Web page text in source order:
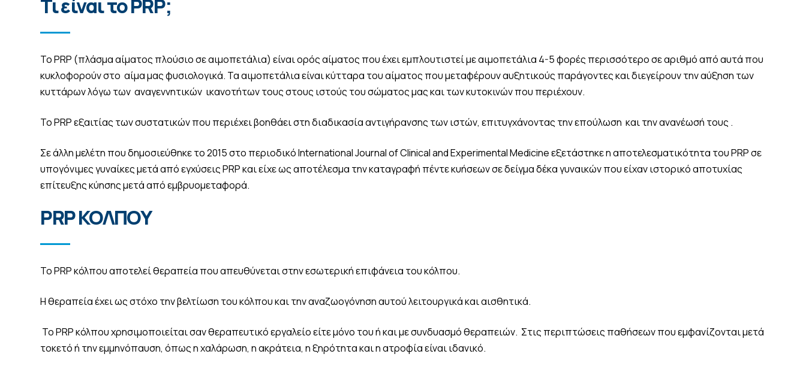
Τι είναι το PRP;
Το PRP (πλάσμα αίματος πλούσιο σε αιμοπετάλια) είναι ορός αίματος που έχει εμπλουτιστεί με αιμοπετάλια 4-5 φορές περισσότερο σε αριθμό από αυτά που
κυκλοφορούν στο αίμα μας φυσιολογικά. Τα αιμοπετάλια είναι κύτταρα του αίματος που μεταφέρουν αυξητικούς παράγοντες και διεγείρουν την αύξηση των
κυττάρων λόγω των αναγεννητικών ικανοτήτων τους στους ιστούς του σώματος μας και των κυτοκινών που περιέχουν.
Το PRP εξαιτίας των συστατικών που περιέχει βοηθάει στη διαδικασία αντιγήρανσης των ιστών, επιτυγχάνοντας την επούλωση και την ανανέωσή τους .
Σε άλλη μελέτη που δημοσιεύθηκε το 2015 στο περιοδικό International Journal of Clinical and Experimental Medicine εξετάστηκε η αποτελεσματικότητα του PRP σε
υπογόνιμες γυναίκες μετά από εγχύσεις PRP και είχε ως αποτέλεσμα την καταγραφή πέντε κυήσεων σε δείγμα δέκα γυναικών που είχαν ιστορικό αποτυχίας
επίτευξης κύησης μετά από εμβρυομεταφορά.
PRP ΚΟΛΠΟΥ
Το PRP κόλπου αποτελεί θεραπεία που απευθύνεται στην εσωτερική επιφάνεια του κόλπου.
Η θεραπεία έχει ως στόχο την βελτίωση του κόλπου και την αναζωογόνηση αυτού λειτουργικά και αισθητικά.
Το PRP κόλπου χρησιμοποιείται σαν θεραπευτικό εργαλείο είτε μόνο του ή και με συνδυασμό θεραπειών. Στις περιπτώσεις παθήσεων που εμφανίζονται μετά
τοκετό ή την εμμηνόπαυση, όπως η χαλάρωση, η ακράτεια, η ξηρότητα και η ατροφία είναι ιδανικό.